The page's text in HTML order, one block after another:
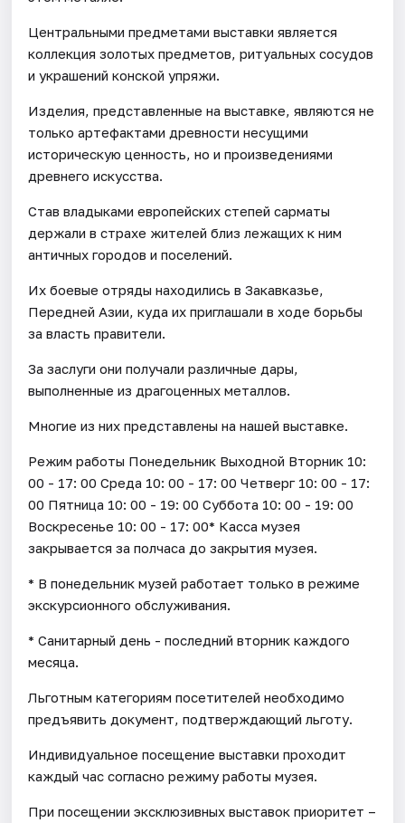
Центральными предметами выставки является
коллекция золотых предметов, ритуальных сосудов
и украшений конской упряжи.
Изделия, представленные на выставке, являются не
только артефактами древности несущими
историческую ценность, но и произведениями
древнего искусства.
Став владыками европейских степей сарматы
держали в страхе жителей близ лежащих к ним
античных городов и поселений.
Их боевые отряды находились в Закавказье,
Передней Азии, куда их приглашали в ходе борьбы
за власть правители.
За заслуги они получали различные дары,
выполненные из драгоценных металлов.
Многие из них представлены на нашей выставке.
Режим работы Понедельник Выходной Вторник 10:
00 - 17: 00 Среда 10: 00 - 17: 00 Четверг 10: 00 - 17:
00 Пятница 10: 00 - 19: 00 Суббота 10: 00 - 19: 00
Воскресенье 10: 00 - 17: 00* Касса музея
закрывается за полчаса до закрытия музея.
* В понедельник музей работает только в режиме
экскурсионного обслуживания.
* Санитарный день - последний вторник каждого
месяца.
Льготным категориям посетителей необходимо
предъявить документ, подтверждающий льготу.
Индивидуальное посещение выставки проходит
каждый час согласно режиму работы музея.
При посещении эксклюзивных выставок приоритет –